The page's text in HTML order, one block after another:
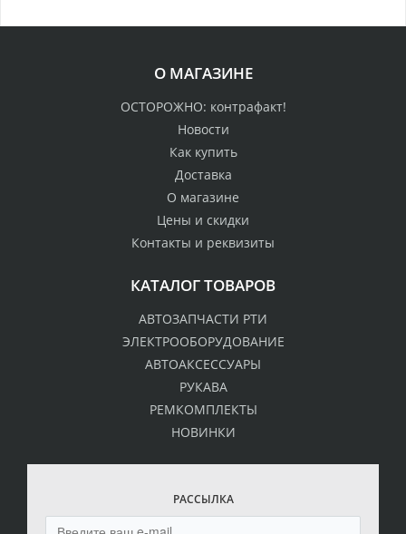
О МАГАЗИНЕ
ОСТОРОЖНО: контрафакт!
Новости
Как купить
Доставка
О магазине
Цены и скидки
Контакты и реквизиты
КАТАЛОГ ТОВАРОВ
АВТОЗАПЧАСТИ РТИ
ЭЛЕКТРООБОРУДОВАНИЕ
АВТОАКСЕССУАРЫ
РУКАВА
РЕМКОМПЛЕКТЫ
НОВИНКИ
РАССЫЛКА